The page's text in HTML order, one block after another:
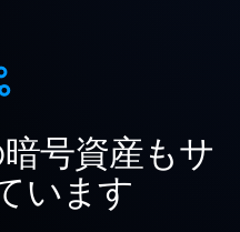
号資産もサ
います